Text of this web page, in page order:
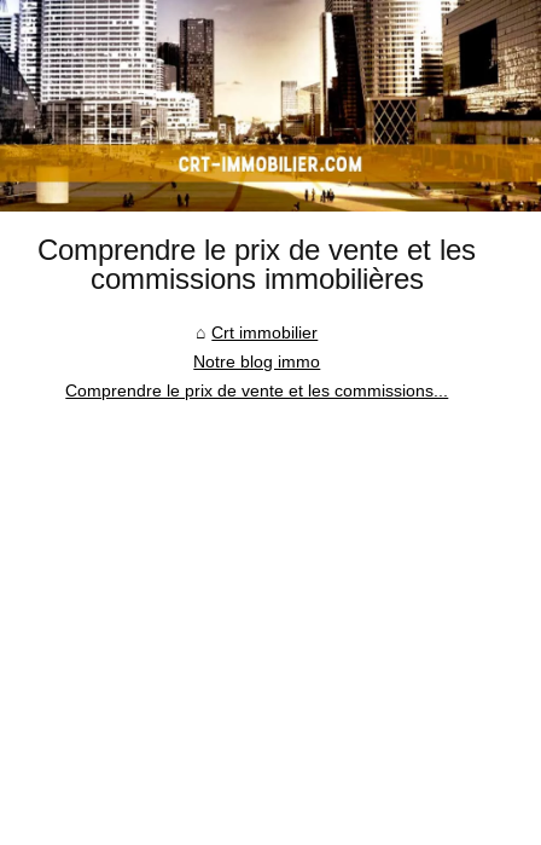
Comprendre le prix de vente et les
commissions immobilières
Crt immobilier
Notre blog immo
Comprendre le prix de vente et les commissions...